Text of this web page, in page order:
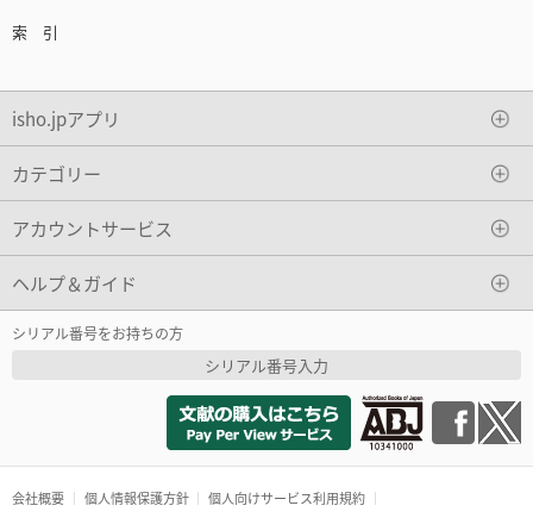
索 引
isho.jpアプリ
カテゴリー
アカウントサービス
ヘルプ＆ガイド
シリアル番号をお持ちの方
シリアル番号入力
会社概要 個人情報保護方針
個人向けサービス利用規約